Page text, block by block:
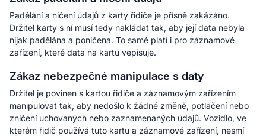
Padělání a ničení údajů z karty řidiče je přísně zakázáno.
Držitel karty s ní musí tedy nakládat tak, aby její data nebyla
nijak padělána a poničena. To samé platí i pro záznamové
zařízení, které data na kartu vepisuje.
Zákaz nebezpečné manipulace s daty
Držitel je povinen s kartou řidiče a záznamovým zařízením
manipulovat tak, aby nedošlo k žádné změně, potlačení nebo
zničení uchovaných nebo zaznamenaných údajů. Vozidlo, ve
kterém řidič používá tuto kartu a záznamové zařízení, nesmí